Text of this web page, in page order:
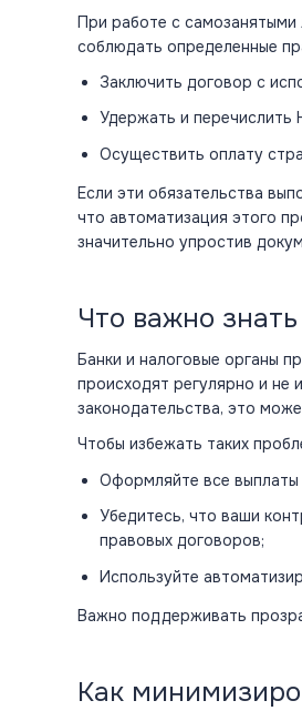
При работе с
соблюдать определенные
Заключить договор с
Удержать и
Осуществить оплату
Если эти обязательства
что автоматизация этого
значительно упростив
Что важно
Банкии налоговые органы
происходят регулярно и не
законодательства, это
Чтобы избежать таких
Оформляйте все выплаты
Убедитесь, что ваши
правовых договоров;
Используйте
Важно поддерживать
Как